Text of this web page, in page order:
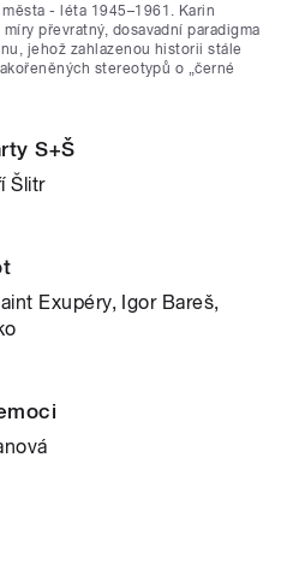
- léta 1945–1961. Karin
převratný, dosavadní paradigma
jehož zahlazenou historii stále
stereotypů o „černé
S+Š
Šlitr
Exupéry, Igor Bareš,